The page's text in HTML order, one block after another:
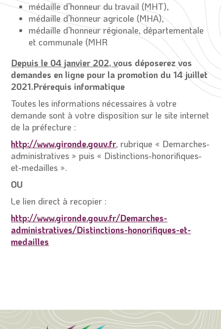
médaille d’honneur du travail (MHT),
médaille d’honneur agricole (MHA),
médaille d’honneur régionale, départementale
et communale (MHR
Depuis le 04 janvier 202,vous déposerez vos
demandes en ligne pour la promotion du 14 juillet
2021.Prérequis informatique
Toutes les informations nécessaires à votre
demande sont à votre disposition sur le site internet
de la préfecture :
http://www.gironde.gouv.fr, rubrique « Demarches-
administratives » puis « Distinctions-honorifiques-
et-medailles ».
OU
Le lien direct à recopier :
http://www.gironde.gouv.fr/Demarches-
administratives/Distinctions-honorifiques-et-
medailles